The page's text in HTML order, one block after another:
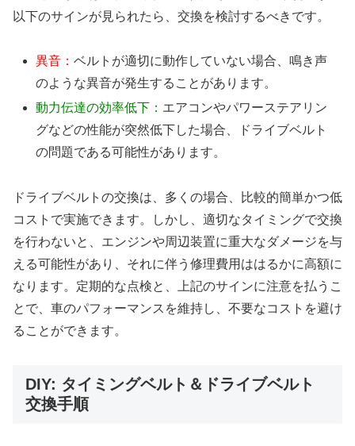
以下のサインが見られたら、交換を検討するべきです。
異音：ベルトが適切に動作していない場合、鳴き声
のような異音が発生することがあります。
動力伝達の効率低下： エアコンやパワーステアリン
グなどの性能が突然低下した場合、ドライブベルト
の問題である可能性があります。
ドライブベルトの交換は、多くの場合、比較的簡単かつ低
コストで実施できます。しかし、適切なタイミングで交換
を行わないと、エンジンや周辺装置に重大なダメージを与
える可能性があり、それに伴う修理費用ははるかに高額に
なります。定期的な点検と、上記のサインに注意を払うこ
とで、車のパフォーマンスを維持し、不要なコストを避け
ることができます。
DIY: タイミングベルト＆ドライブベルト
交換手順